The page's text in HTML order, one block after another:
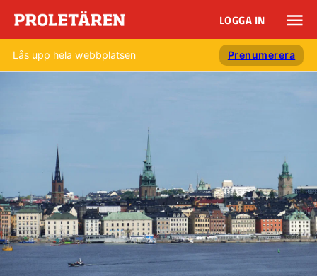
LOGGA IN
Lås upp hela webbplatsen Prenumerera